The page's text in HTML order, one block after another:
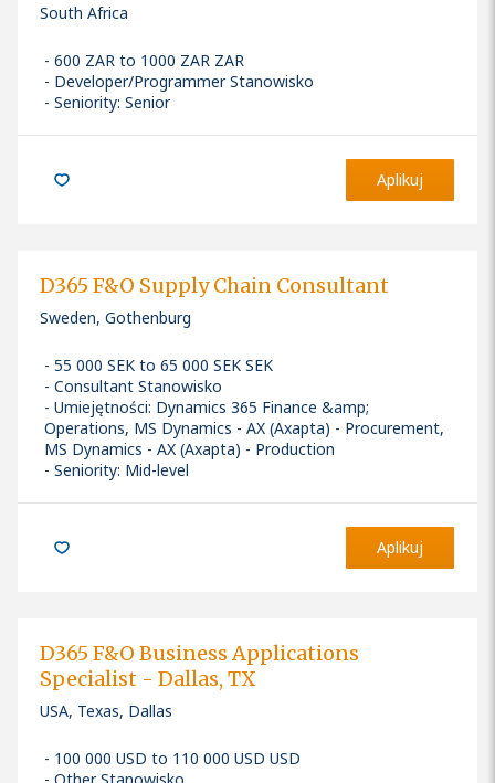
South Africa
600 ZAR to 1000 ZAR ZAR
Developer/Programmer Stanowisko
Seniority: Senior
Aplikuj
D365 F&O Supply Chain Consultant
Sweden, Gothenburg
55 000 SEK to 65 000 SEK SEK
Consultant Stanowisko
Umiejętności: Dynamics 365 Finance &amp;
Operations, MS Dynamics - AX (Axapta) - Procurement,
MS Dynamics - AX (Axapta) - Production
Seniority: Mid-level
Aplikuj
D365 F&O Business Applications
Specialist - Dallas, TX
USA, Texas, Dallas
100 000 USD to 110 000 USD USD